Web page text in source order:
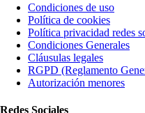
Condiciones de uso
Política de cookies
Política privacidad redes
Condiciones Generales
Cláusulas legales
RGPD (Reglamento
Autorización menores
Redes Sociales